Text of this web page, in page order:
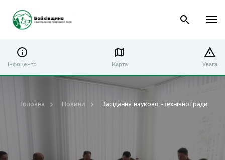
Інфоцентр Карта Увага
Головна Новини Засідання науково -технічної ради